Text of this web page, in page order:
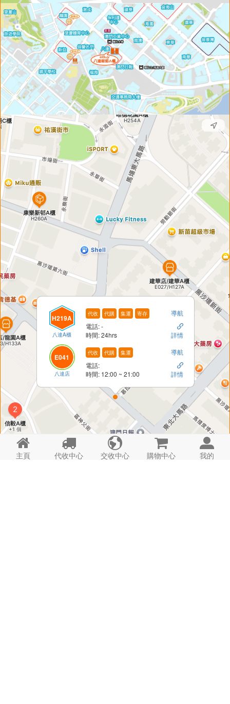

主頁

代收中心

交收中心

購物中心

我的
H219A
八達A櫃
代收 代購 集運 寄存
導航
電話: -

時間: 24hrs 詳情
E041
八達店
代收 代購 集運
導航
電話:

時間: 12:00 ~ 21:00 詳情